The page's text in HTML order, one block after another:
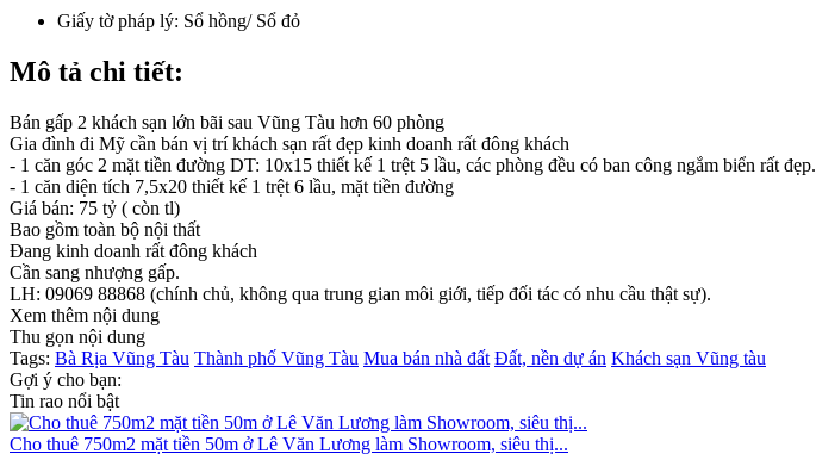
Giấy tờ pháp lý: Sổ hồng/ Sổ đỏ
Mô tả chi tiết:
Bán gấp 2 khách sạn lớn bãi sau Vũng Tàu hơn 60 phòng
Gia đình đi Mỹ cần bán vị trí khách sạn rất đẹp kinh doanh rất đông khách
- 1 căn góc 2 mặt tiền đường DT: 10x15 thiết kế 1 trệt 5 lầu, các phòng đều có ban công ngắm biển rất đẹp.
- 1 căn diện tích 7,5x20 thiết kế 1 trệt 6 lầu, mặt tiền đường
Giá bán: 75 tỷ ( còn tl)
Bao gồm toàn bộ nội thất
Đang kinh doanh rất đông khách
Cần sang nhượng gấp.
LH: 09069 88868 (chính chủ, không qua trung gian môi giới, tiếp đối tác có nhu cầu thật sự).
Xem thêm nội dung
Thu gọn nội dung
Tags: Bà Rịa Vũng Tàu Thành phố Vũng Tàu Mua bán nhà đất Đất, nền dự án Khách sạn Vũng tàu
Gợi ý cho bạn:
Tin rao nổi bật
Cho thuê 750m2 mặt tiền 50m ở Lê Văn Lương làm Showroom, siêu thị...